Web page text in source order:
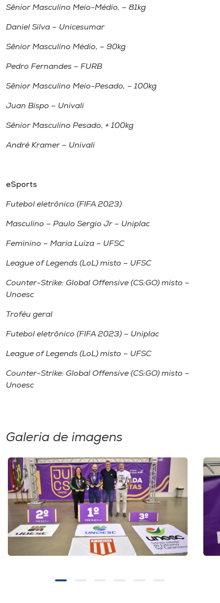
Sênior Masculino Meio-Médio, – 81kg
Daniel Silva – Unicesumar
Sênior Masculino Médio, – 90kg
Pedro Fernandes – FURB
Sênior Masculino Meio-Pesado, – 100kg
Juan Bispo – Univali
Sênior Masculino Pesado, + 100kg
André Kramer – Univali
eSports
Futebol eletrônico (FIFA 2023)
Masculino – Paulo Sergio Jr – Uniplac
Feminino – Maria Luiza – UFSC
League of Legends (LoL) misto – UFSC
Counter-Strike: Global Offensive (CS:GO) misto –
Unoesc
Troféu geral
Futebol eletrônico (FIFA 2023) – Uniplac
League of Legends (LoL) misto – UFSC
Counter-Strike: Global Offensive (CS:GO) misto –
Unoesc
Galeria de imagens